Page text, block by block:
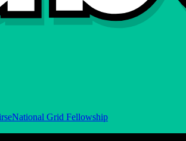
National Grid Fellowship